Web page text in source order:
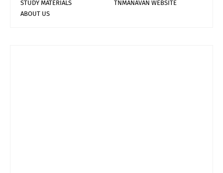
STUDY MATERIALS
TNMANAVAN WEBSITE
ABOUT US